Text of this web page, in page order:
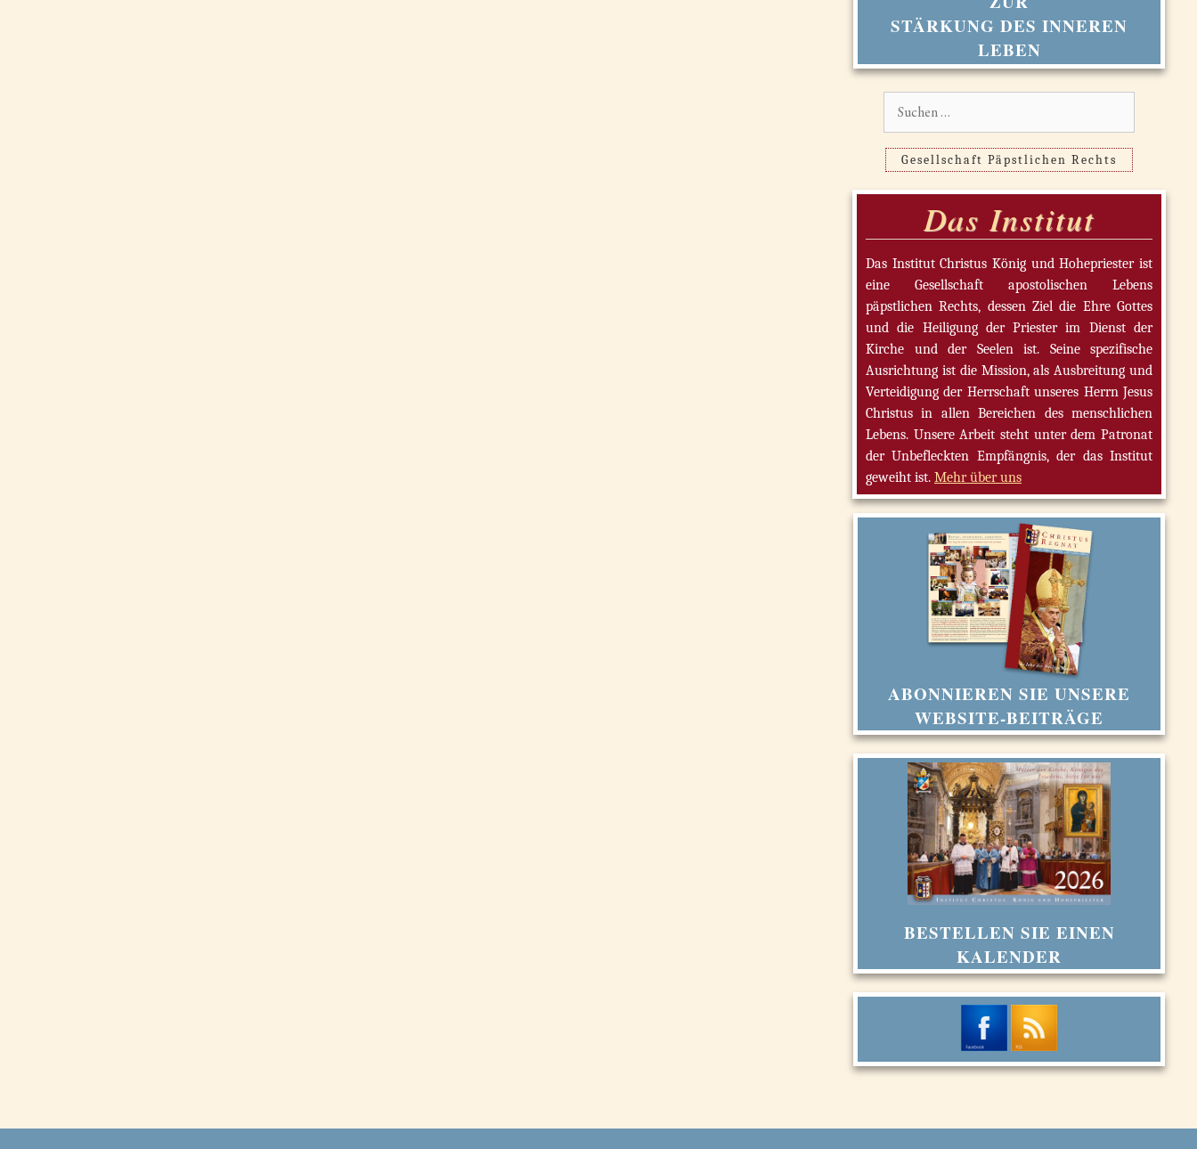
STÄRKUNG DES INNEREN
LEBEN
Gesellschaft Päpstlichen Rechts
Das Institut
Das Institut Christus König und Hohepriester ist
eine Gesellschaft apostolischen Lebens
päpstlichen Rechts, dessen Ziel die Ehre Gottes
und die Heiligung der Priester im Dienst der
Kirche und der Seelen ist. Seine spezifische
Ausrichtung ist die Mission, als Ausbreitung und
Verteidigung der Herrschaft unseres Herrn Jesus
Christus in allen Bereichen des menschlichen
Lebens. Unsere Arbeit steht unter dem Patronat
der Unbefleckten Empfängnis, der das Institut
geweiht ist. Mehr über uns
ABONNIEREN SIE UNSERE
WEBSITE-BEITRÄGE
BESTELLEN SIE EINEN
KALENDER